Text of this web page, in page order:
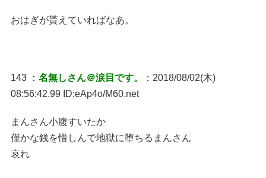
おはぎが貰えていればなあ。
143 ： 名無しさん＠涙目です。
：2018/08/02(木)
08:56:42.99 ID:eAp4o/M60.net
まんさん小腹すいたか
僅かな銭を惜しんで地獄に堕ちるまんさん
哀れ